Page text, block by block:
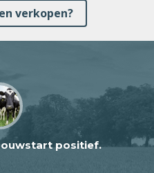
verkopen?
positief.